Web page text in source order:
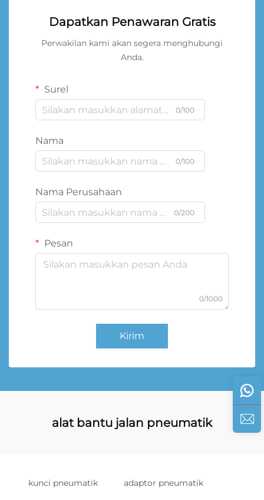
Dapatkan Penawaran Gratis
Perwakilan kami akan segera menghubungi
Anda.
Surel
0/100
Nama
0/100
Nama Perusahaan
0/200
Pesan
0/1000
Kirim
alat bantu jalan pneumatik
kunci pneumatik adaptor pneumatik